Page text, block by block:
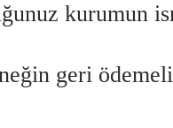
kurumun
geri